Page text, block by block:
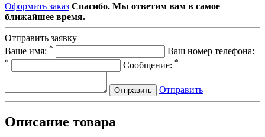
Оформить заказ Спасибо. Мы ответим вам в самое
ближайшее время.
Отправить заявку
Ваше имя: * Ваш номер телефона:
* Сообщение: *
Отправить Отправить
Описание товара